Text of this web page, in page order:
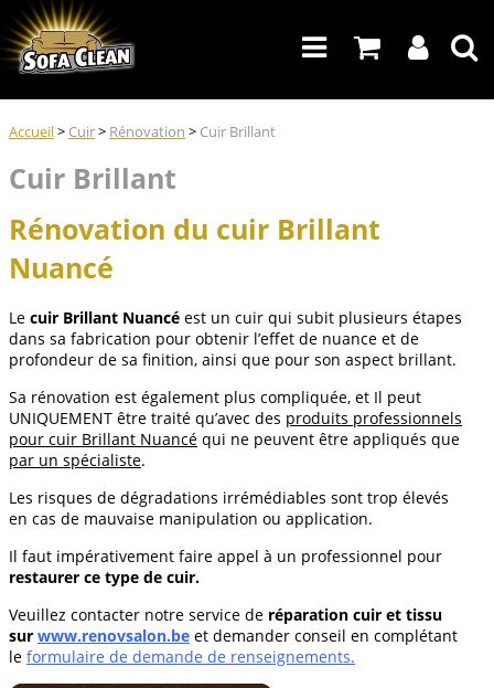
Accueil> Cuir> Rénovation > Cuir Brillant
Cuir Brillant
Rénovation du cuir Brillant
Nuancé
Le cuir Brillant Nuancé est un cuir qui subit plusieurs étapes
dans sa fabrication pour obtenir l’effet de nuance et de
profondeur de sa finition, ainsi que pour son aspect brillant.
Sa rénovation est également plus compliquée, et Il peut
UNIQUEMENT être traité qu’avec des produits professionnels
pour cuir Brillant Nuancé qui ne peuvent être appliqués que
par un spécialiste.
Les risques de dégradations irrémédiables sont trop élevés
en cas de mauvaise manipulation ou application.
Il faut impérativement faire appel à un professionnel pour
restaurer ce type de cuir.
Veuillez contacter notre service de réparation cuir et tissu
sur www.renovsalon.be et demander conseil en complétant
le formulaire de demande de renseignements.